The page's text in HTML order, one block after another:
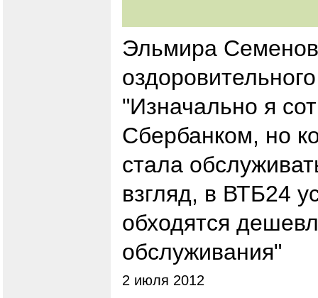
Эльмира
"Изначально я
Сбербанком, но
стала
взгляд, в ВТБ24
обходятся
обслуживания"
2 июля 2012